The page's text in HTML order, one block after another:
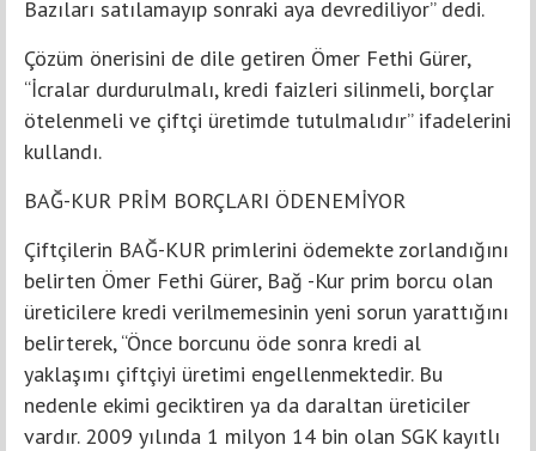
Bazıları satılamayıp sonraki aya devrediliyor” dedi.
Çözüm önerisini de dile getiren Ömer Fethi Gürer,
“İcralar durdurulmalı, kredi faizleri silinmeli, borçlar
ötelenmeli ve çiftçi üretimde tutulmalıdır” ifadelerini
kullandı.
BAĞ-KUR PRİM BORÇLARI ÖDENEMİYOR
Çiftçilerin BAĞ-KUR primlerini ödemekte zorlandığını
belirten Ömer Fethi Gürer, Bağ -Kur prim borcu olan
üreticilere kredi verilmemesinin yeni sorun yarattığını
belirterek, “Önce borcunu öde sonra kredi al
yaklaşımı çiftçiyi üretimi engellenmektedir. Bu
nedenle ekimi geciktiren ya da daraltan üreticiler
vardır. 2009 yılında 1 milyon 14 bin olan SGK kayıtlı